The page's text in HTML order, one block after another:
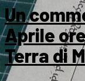
Un
Aprile
Terra di